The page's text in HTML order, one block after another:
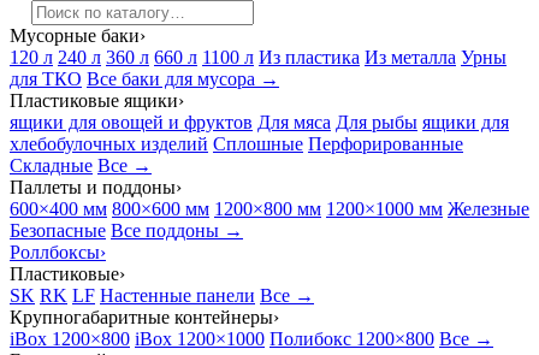
Мусорные баки›
120 л 240 л 360 л 660 л 1100 л Из пластика Из металла Урны
для ТКО Все баки для мусора →
Пластиковые ящики›
ящики для овощей и фруктов Для мяса Для рыбы ящики для
хлебобулочных изделий Сплошные Перфорированные
Складные Все →
Паллеты и поддоны›
600×400 мм 800×600 мм 1200×800 мм 1200×1000 мм Железные
Безопасные Все поддоны →
Роллбоксы›
Пластиковые›
SK RK LF Настенные панели Все →
Крупногабаритные контейнеры›
iBox 1200×800 iBox 1200×1000 Полибокс 1200×800 Все →